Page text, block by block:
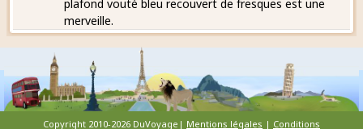
plafond vouté bleu recouvert de fresques est une
merveille.
Copyright 2010-2026 DuVoyage| Mentions légales | Conditions